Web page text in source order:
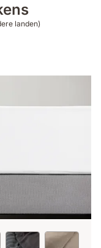
341 beoordelingen
landen)